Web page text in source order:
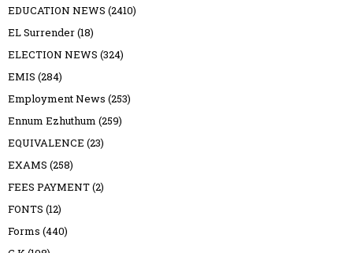
EDUCATION NEWS (2410)
EL Surrender(18)
ELECTION NEWS (324)
EMIS (284)
Employment News (253)
Ennum Ezhuthum (259)
EQUIVALENCE (23)
EXAMS (258)
FEES PAYMENT(2)
FONTS (12)
Forms (440)